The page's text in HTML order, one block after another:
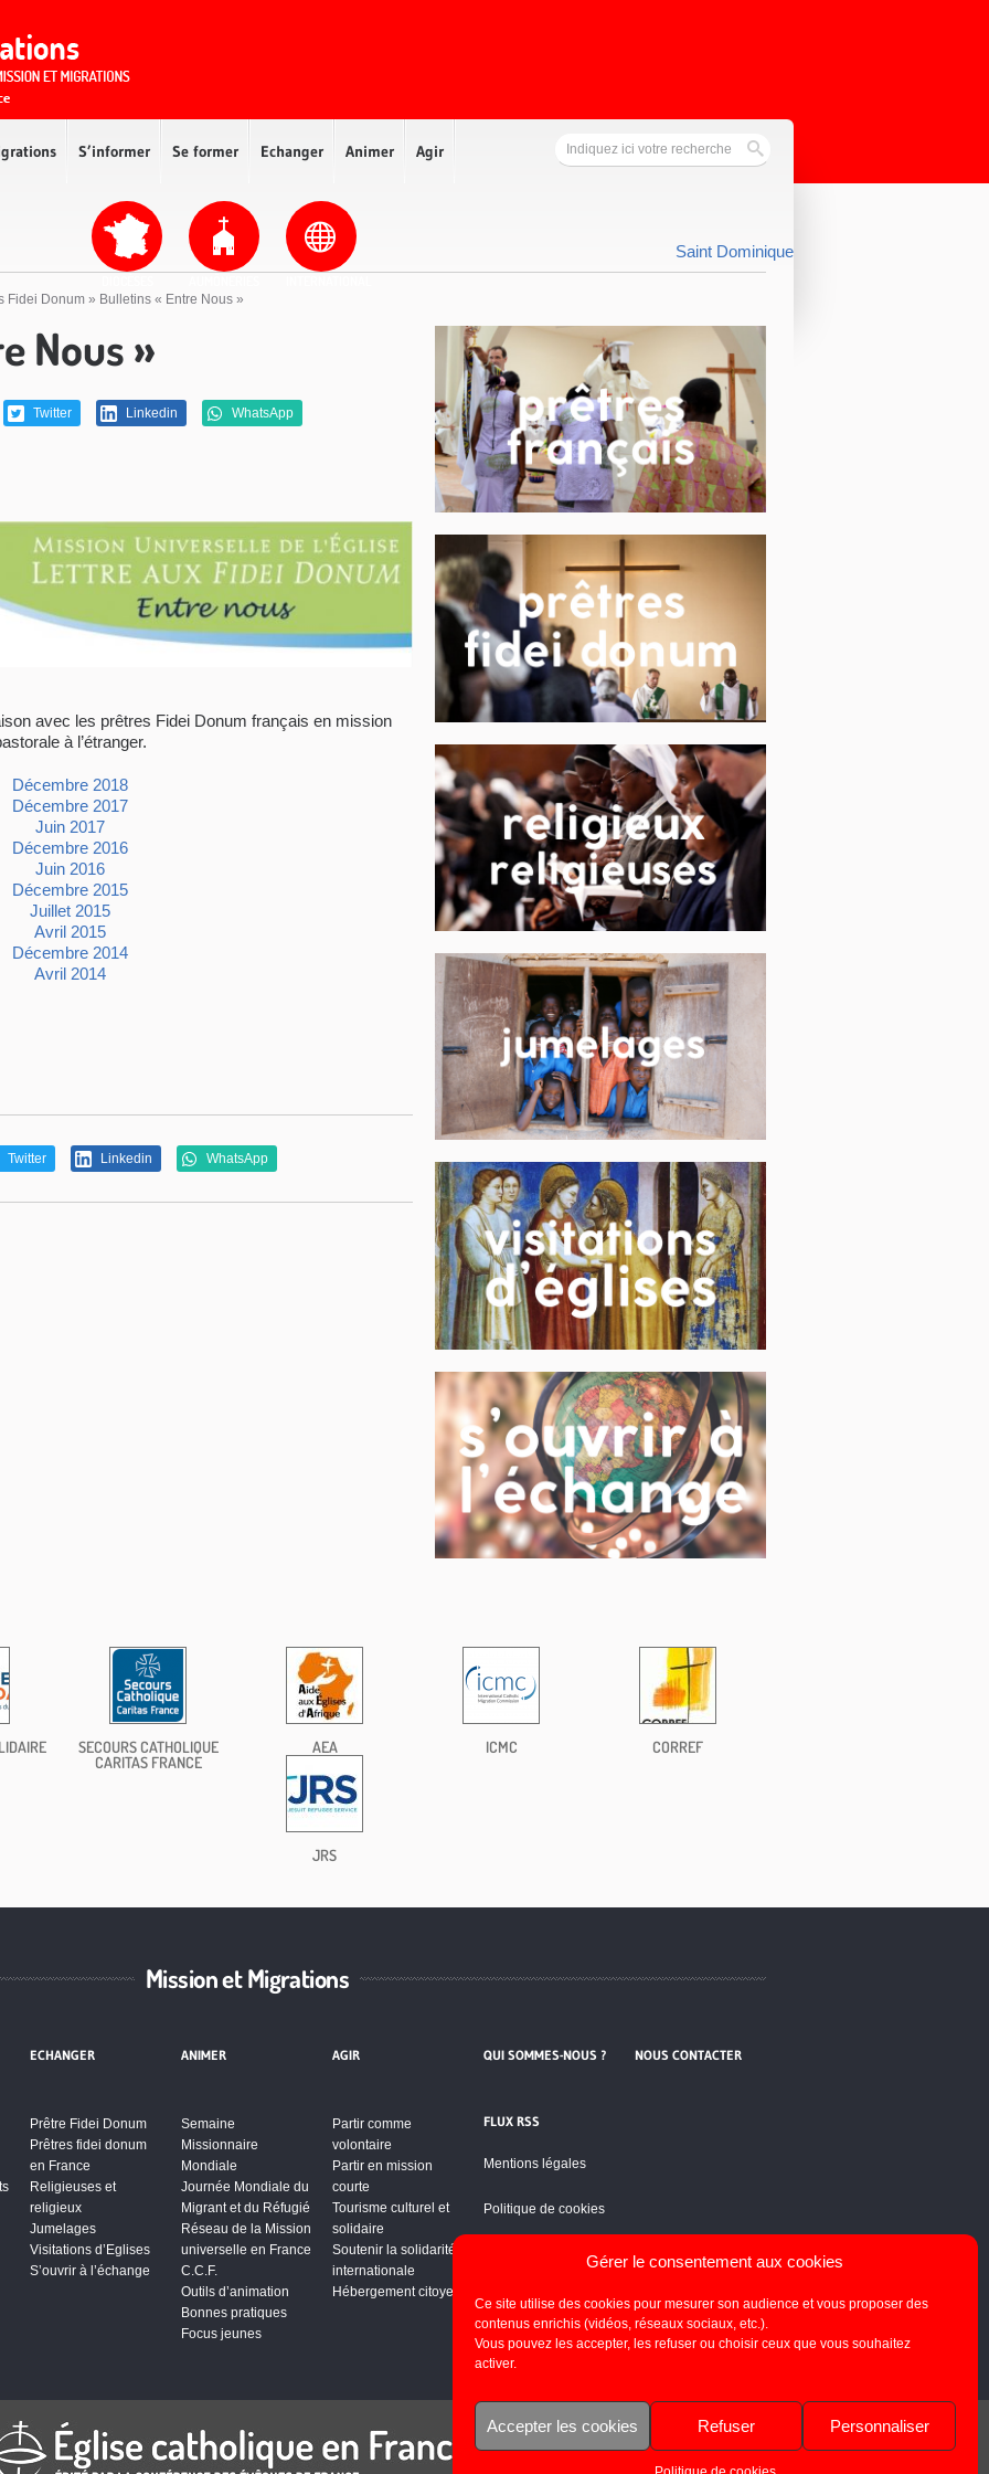
Gérer le consentement aux cookies
Ce site utilise des cookies pour mesurer son audience et vous proposer des
contenus enrichis (vidéos, réseaux sociaux, etc.).
Vous pouvez les accepter, les refuser ou choisir ceux que vous souhaitez
activer.
Accepter les cookies Refuser Personnaliser
S’informer Se former Echanger Animer Agir
Saint Dominique
Fidei Donum » Bulletins « Entre Nous »
Nous »
Twitter Linkedin WhatsApp
avec les prêtres Fidei Donum français en mission
à l’étranger.
Décembre 2018
Décembre 2017
Juin 2017
Décembre 2016
Juin 2016
Décembre 2015
Juillet 2015
Avril 2015
Décembre 2014
Avril 2014
Twitter Linkedin WhatsApp
SECOURS CATHOLIQUE
CARITAS FRANCE
AEA ICMC CORREF
JRS
Mission et Migrations
ECHANGER
Prêtre Fidei Donum
Prêtres fidei donum
en France
Religieuses et
religieux
Jumelages
Visitations d’Eglises
S’ouvrir à l’échange
ANIMER
Semaine
Missionnaire
Mondiale
Journée Mondiale du
Migrant et du Réfugié
Réseau de la Mission
universelle en France
C.C.F.
Outils d’animation
Bonnes pratiques
Focus jeunes
AGIR
Partir comme
volontaire
Partir en mission
courte
Tourisme culturel et
solidaire
Soutenir la solidarité
internationale
Hébergement citoyen
QUI SOMMES-NOUS ? NOUS CONTACTER
FLUX RSS
Mentions légales
Politique de cookies